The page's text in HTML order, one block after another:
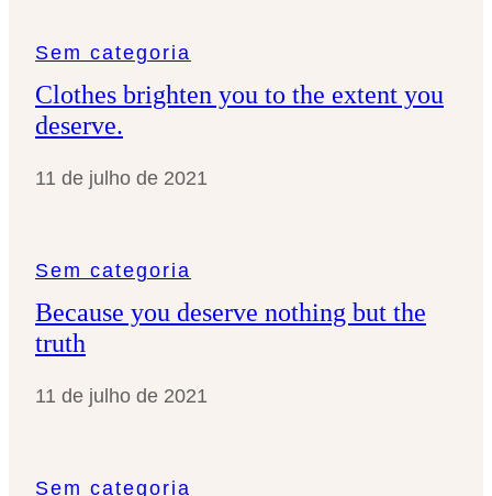
Sem categoria
Clothes brighten you to the extent you
deserve.
11 de julho de 2021
Sem categoria
Because you deserve nothing but the
truth
11 de julho de 2021
Sem categoria